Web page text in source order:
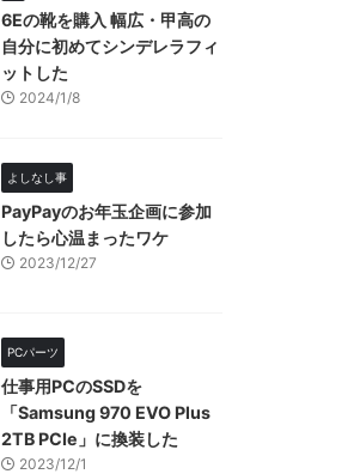
6Eの靴を購入 幅広・甲高の
自分に初めてシンデレラフィ
ットした
2024/1/8
よしなし事
PayPayのお年玉企画に参加
したら心温まったワケ
2023/12/27
PCパーツ
仕事用PCのSSDを
「Samsung 970 EVO Plus
2TB PCIe」に換装した
2023/12/1